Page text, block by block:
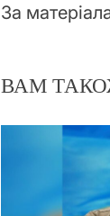
За
ВАМ